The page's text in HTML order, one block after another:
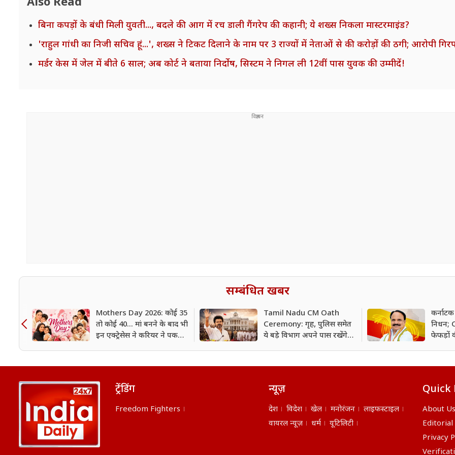
बिना कपड़ों के बंधी मिली युवती..., बदले की आग में रच डाली गैंगरेप की कहानी; ये शख्स निकला मास्टरमाइंड?
'राहुल गांधी का निजी सचिव हूं...', शख्स ने टिकट दिलाने के नाम पर 3 राज्यों में नेताओं से की करोड़ों की ठगी; आरोपी
मर्डर केस में जेल में बीते 6 साल; अब कोर्ट ने बताया निर्दोष, सिस्टम ने निगल ली 12वीं पास युवक की उम्मीदें!
सम्बंधित खबर
Mothers Day 2026: कोई 35
तो कोई 40... मां बनने के बाद भी
इन एक्ट्रेसेस ने करियर ने पकड़ी
Tamil Nadu CM Oath
Ceremony: गृह, पुलिस समेत
ये बड़े विभाग अपने पास रखेंगे
निधन;
फेफड़ों
ट्रेंडिंग
Freedom Fighters
न्यूज़
देश विदेश खेल मनोरंजन
लाइफस्टाइल
वायरल न्यूज़
धर्म यूटिलिटी
Quick
About Us
Editorial
Privacy